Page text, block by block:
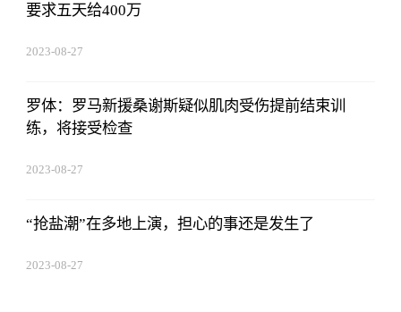
要求五天给400万
2023-08-27
罗体：罗马新援桑谢斯疑似肌肉受伤提前结束训
练，将接受检查
2023-08-27
“抢盐潮”在多地上演，担心的事还是发生了
2023-08-27